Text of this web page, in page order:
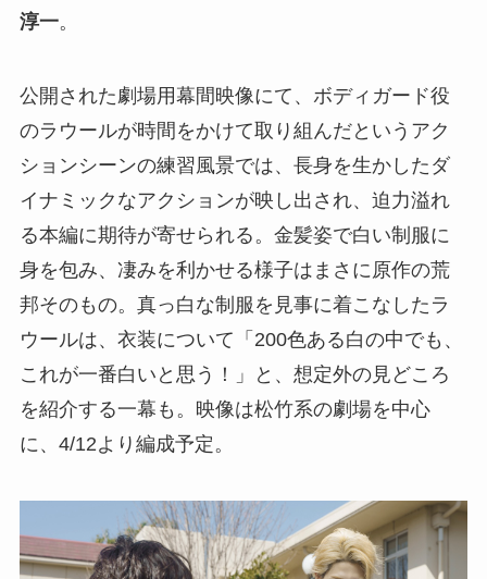
淳一。
公開された劇場用幕間映像にて、ボディガード役
のラウールが時間をかけて取り組んだというアク
ションシーンの練習風景では、長身を生かしたダ
イナミックなアクションが映し出され、迫力溢れ
る本編に期待が寄せられる。金髪姿で白い制服に
身を包み、凄みを利かせる様子はまさに原作の荒
邦そのもの。真っ白な制服を見事に着こなしたラ
ウールは、衣装について「200色ある白の中でも、
これが一番白いと思う！」と、想定外の見どころ
を紹介する一幕も。映像は松竹系の劇場を中心
に、4/12より編成予定。